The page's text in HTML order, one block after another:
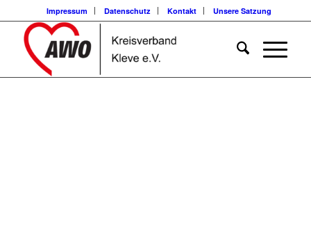
Impressum Datenschutz Kontakt Unsere Satzung